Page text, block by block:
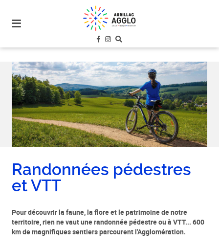
site
menu
aller au
contenu
Randonnées pédestres
et VTT
Pour découvrir la faune, la flore et le patrimoine de notre
territoire, rien ne vaut une randonnée pédestre ou à VTT... 600
km de magnifiques sentiers parcourent l'Agglomération.